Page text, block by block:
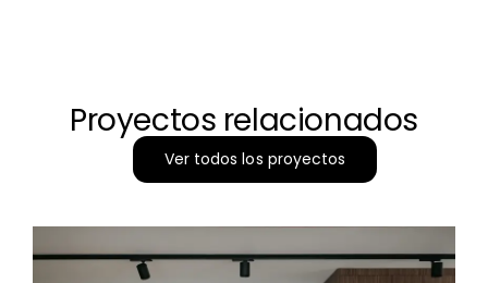
Proyectos relacionados
Ver todos los proyectos